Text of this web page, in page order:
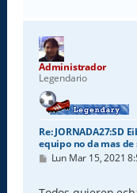
Administrador
Legendario
Re: JORNADA27:SD
equipo no da mas de
M
s
Lun Mar 15, 2021